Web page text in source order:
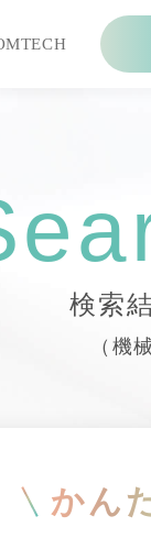
検索
（機
かん